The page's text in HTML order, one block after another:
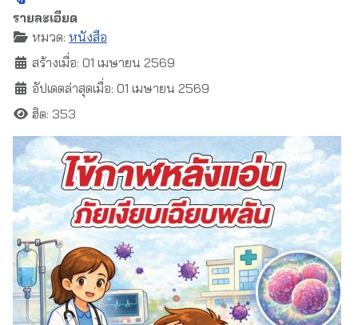
รายละเอียด
หมวด: หนังสือ
สร้างเมื่อ: 01 เมษายน 2569
อัปเดตล่าสุดเมื่อ: 01 เมษายน 2569
ฮิต: 353